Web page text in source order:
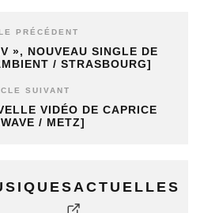
PRÉCÉDENT
», NOUVEAU SINGLE DE
/ STRASBOURG]
SUIVANT
VIDÉO DE CAPRICE
/ METZ]